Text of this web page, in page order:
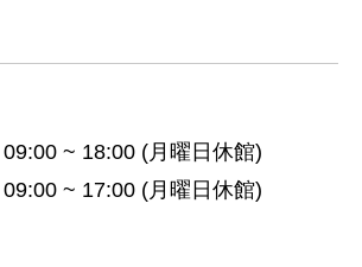
~ 18:00 (月曜日休館)
~ 17:00 (月曜日休館)